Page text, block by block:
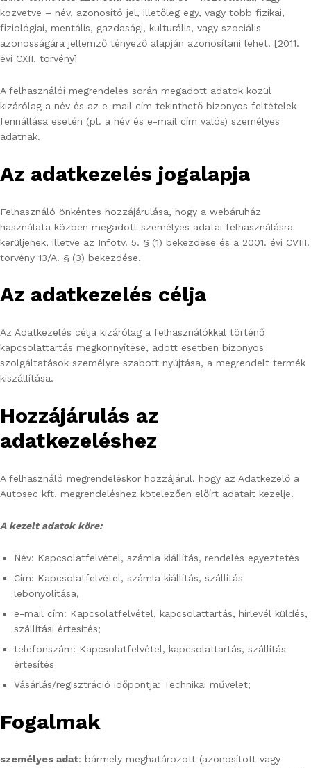
közvetve – név, azonosító jel, illetőleg egy, vagy több fizikai,
fiziológiai, mentális, gazdasági, kulturális, vagy szociális
azonosságára jellemző tényező alapján azonosítani lehet. [2011.
évi CXII. törvény]
A felhasználói megrendelés során megadott adatok közül
kizárólag a név és az e-mail cím tekinthető bizonyos feltételek
fennállása esetén (pl. a név és e-mail cím valós) személyes
adatnak.
Az adatkezelés jogalapja
Felhasználó önkéntes hozzájárulása, hogy a webáruház
használata közben megadott személyes adatai felhasználásra
kerüljenek, illetve az Infotv. 5. § (1) bekezdése és a 2001. évi CVIII.
törvény 13/A. § (3) bekezdése.
Az adatkezelés célja
Az Adatkezelés célja kizárólag a felhasználókkal történő
kapcsolattartás megkönnyítése, adott esetben bizonyos
szolgáltatások személyre szabott nyújtása, a megrendelt termék
kiszállítása.
Hozzájárulás az
adatkezeléshez
A felhasználó megrendeléskor hozzájárul, hogy az Adatkezelő a
Autosec kft. megrendeléshez kötelezően előírt adatait kezelje.
A kezelt adatok köre:
Név: Kapcsolatfelvétel, számla kiállítás, rendelés egyeztetés
Cím: Kapcsolatfelvétel, számla kiállítás, szállítás
lebonyolítása,
e-mail cím: Kapcsolatfelvétel, kapcsolattartás, hírlevél küldés,
szállítási értesítés;
telefonszám: Kapcsolatfelvétel, kapcsolattartás, szállítás
értesítés
Vásárlás/regisztráció időpontja: Technikai művelet;
Fogalmak
személyes adat: bármely meghatározott (azonosított vagy